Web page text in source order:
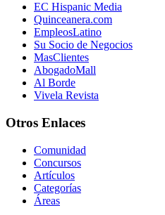
EC Hispanic Media
Quinceanera.com
EmpleosLatino
Su Socio de Negocios
MasClientes
AbogadoMall
Al Borde
Vivela Revista
Otros Enlaces
Comunidad
Concursos
Artículos
Categorías
Áreas